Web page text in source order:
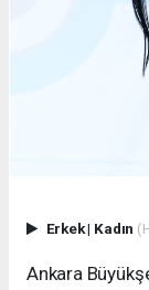
Erkek| Kadın
Ankara